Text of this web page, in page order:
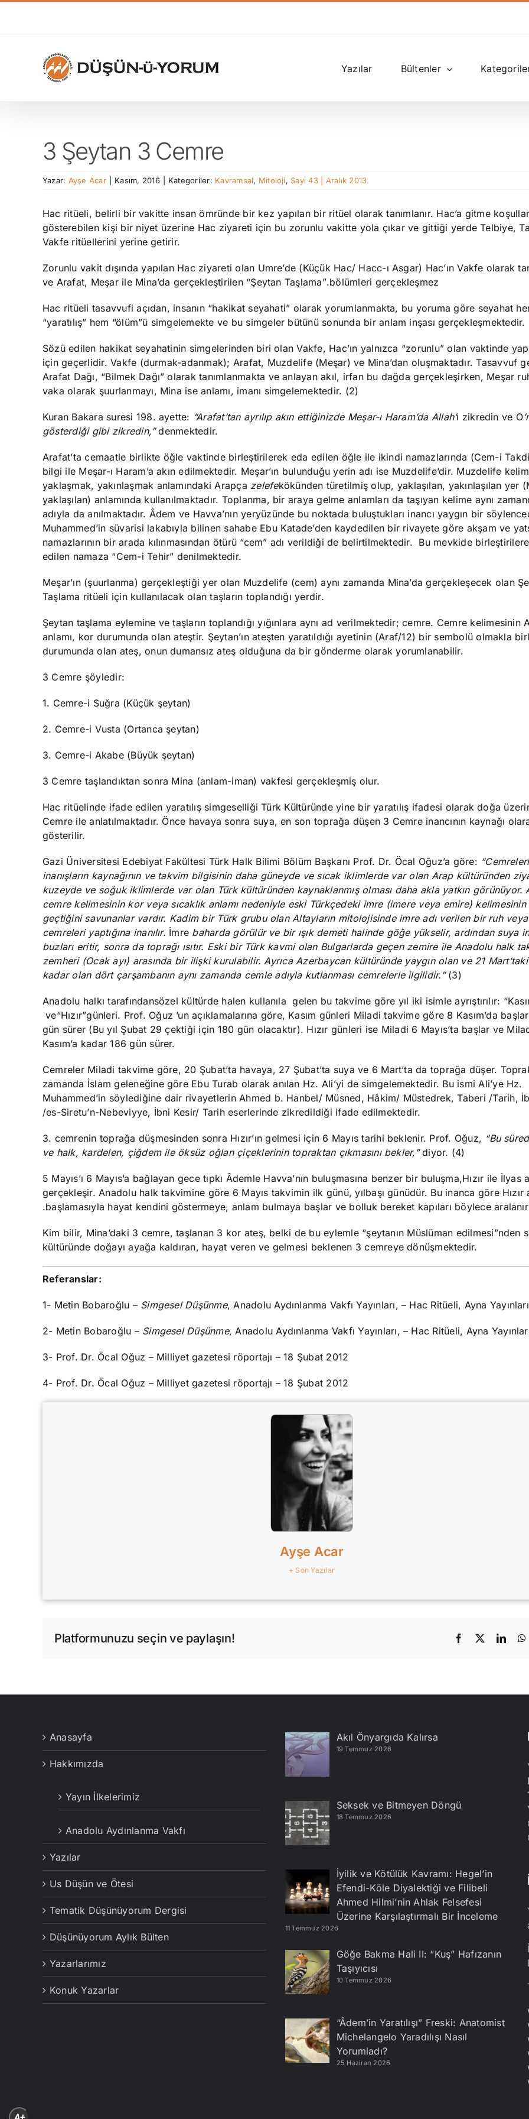
Yazılar Bültenler
3 Şeytan 3 Cemre
Yazar: Ayşe Acar Kasım, 2016 Kategoriler: Kavramsal, Mitoloji, Sayı 43 | Aralık 2013
Hac ritüeli, belirli bir vakitte insan ömründe bir kez yapılan bir ritüel olarak tanımlanır. Hac’a gitme
gösterebilen kişi bir niyet üzerine Hac ziyareti için bu zorunlu vakitte yola çıkar ve gittiği yerde Telbiye,
Vakfe ritüellerini yerine getirir.
Zorunlu vakit dışında yapılan Hac ziyareti olan Umre’de (Küçük Hac/ Hacc-ı Asgar) Hac’ın Vakfe olarak
ve Arafat, Meşar ile Mina’da gerçekleştirilen “Şeytan Taşlama”
Hac ritüeli tasavvufi açıdan, insanın “hakikat seyahati” olarak yorumlanmakta, bu yoruma göre seyahat
“yaratılış” hem “ölüm”ü simgelemekte ve bu simgeler bütünü sonunda bir anlam inşası gerçekleşmektedir.
Sözü edilen hakikat seyahatinin simgelerinden biri olan Vakfe, Hac’ın yalnızca “zorunlu” olan vaktinde
için geçerlidir. Vakfe (durmak-adanmak); Arafat, Muzdelife (Meşar) ve Mina’dan oluşmaktadır. Tasavvuf
Arafat Dağı, “Bilmek Dağı” olarak tanımlanmakta ve anlayan akıl, irfan bu dağda gerçekleşirken, Meşar
vaka olarak şuurlanmayı, Mina ise anlamı, imanı simgelemektedir. (2)
Kuran Bakara suresi 198. ayette: “Arafat’tan ayrılıp akın ettiğinizde Meşar-ı Haram’da Allah’ı zikredin ve O
gösterdiği gibi zikredin,”denmektedir.
Arafat’ta cemaatle birlikte öğle vaktinde birleştirilerek eda edilen öğle ile ikindi namazlarında (Cem-i
bilgi ile Meşar-ı Haram’a akın edilmektedir. Meşar’ın bulunduğu yerin adı ise Muzdelife’dir. Muzdelife
yaklaşmak, yakınlaşmak anlamındaki Arapça zelefe
yaklaşılan) anlamında kullanılmaktadır. Toplanma, bir araya gelme anlamları da taşıyan kelime aynı
adıyla da anılmaktadır. Âdem ve Havva’nın yeryüzünde bu noktada buluştukları inancı yaygın bir
Muhammed’in süvarisi lakabıyla bilinen sahabe Ebu Katade’den kaydedilen bir rivayete göre akşam ve
namazlarının bir arada kılınmasından ötürü “cem” adı verildiği de belirtilmektedir. Bu mevkide
edilen namaza “Cem-i Tehir” denilmektedir.
Meşar’ın(şuurlanma) gerçekleştiği yer olan Muzdelife (cem) aynı zamanda Mina’da gerçekleşecek olan
Taşlama ritüeli için kullanılacak olan taşların toplandığı yerdir.
Şeytan taşlama eylemine ve taşların toplandığı yığınlara aynı ad verilmektedir; cemre. Cemre kelimesinin
anlamı, kor durumunda olan ateştir. Şeytan’ın ateşten yaratıldığı ayetinin (Araf/12) bir sembolü olmakla
durumunda olan ateş, onun dumansız ateş olduğuna da bir gönderme olarak yorumlanabilir.
3 Cemre şöyledir:
1. Cemre-i Suğra (Küçük şeytan)
2. Cemre-i Vusta (Ortanca şeytan)
3. Cemre-i Akabe (Büyük şeytan)
3 Cemre taşlandıktan sonra Mina (anlam-iman) vakfesi gerçekleşmiş olur.
Hac ritüelinde ifade edilen yaratılış simgeselliği Türk Kültüründe yine bir yaratılış ifadesi olarak doğa
Cemre ile anlatılmaktadır. Önce havaya sonra suya, en son toprağa düşen 3 Cemre inancının kaynağı
gösterilir.
Gazi Üniversitesi Edebiyat Fakültesi Türk Halk Bilimi Bölüm Başkanı Prof. Dr. Öcal Oğuz’a göre:
inanışların kaynağının ve takvim bilgisinin daha güneyde ve sıcak iklimlerde var olan Arap kültüründen
kuzeyde ve soğuk iklimlerde var olan Türk kültüründen kaynaklanmış olması daha akla yatkın görünüyor.
cemre kelimesinin kor veya sıcaklık anlamı nedeniyle eski Türkçedeki imre (imere veya emire)
geçtiğini savunanlar vardır. Kadim bir Türk grubu olan Altayların mitolojisinde imre adı verilen bir ruh
cemreleri yaptığına inanılır. İmre baharda görülür ve bir ışık demeti halinde göğe yükselir, ardından suya
buzları eritir, sonra da toprağı ısıtır. Eski bir Türk kavmi olan Bulgarlarda geçen zemire ile Anadolu halk
zemheri (Ocak ayı) arasında bir ilişki kurulabilir. Ayrıca Azerbaycan kültüründe yaygın olan ve 21 Mart’taki
kadar olan dört çarşambanın aynı zamanda cemle adıyla kutlanması cemrelerle ilgilidir.”(3)
Anadolu halkı tarafından
gelen bu takvime göre yıl iki isimle ayrıştırılır:
ve“Hızır”
’un açıklamalarına göre, Kasım günleri Miladi takvime göre 8 Kasım’da
gün sürer (Bu yıl Şubat 29 çektiği için 180 gün olacaktır). Hızır günleri ise Miladi 6 Mayıs’ta başlar ve
Kasım’a kadar 186 gün sürer.
Cemreler Miladi takvime göre, 20 Şubat’ta havaya, 27 Şubat’ta suya ve 6 Mart’ta da toprağa düşer.
zamanda İslam geleneğine göre Ebu Turab olarak anılan Hz. Ali’yi de simgelemektedir. Bu ismi Ali’ye Hz.
Muhammed’in söylediğine dair rivayetlerin Ahmed b. Hanbel/ Müsned, Hâkim/ Müstedrek, Taberi /Tarih,
/es-Siretu’n-Nebeviyye, İbni Kesir/ Tarih eserlerinde zikredildiği ifade edilmektedir.
3. cemrenin toprağa düşmesinden sonra Hızır’ın gelmesi için 6 Mayıs tarihi beklenir. Prof. Oğuz, “Bu
ve halk, kardelen, çiğdem ile öksüz oğlan çiçeklerinin topraktan çıkmasını bekler,”diyor. (4)
5 Mayıs’ı 6 Mayıs’a bağlayan gece tıpkı Âdemle Havva’nın buluşmasına benzer bir buluşma,Hızır ile İlyas
gerçekleşir. Anadolu halk takvimine göre 6 Mayıs takvimin ilk günü, yılbaşı günüdür. Bu inanca göre Hızır
başlamasıyla hayat kendini göstermeye, anlam bulmaya başlar ve bolluk bereket kapıları böylece aralanır.
Kim bilir, Mina’daki 3 cemre, taşlanan 3 kor ateş, belki de bu eylemle “şeytanın Müslüman edilmesi”nden
kültüründe doğayı ayağa kaldıran, hayat veren ve gelmesi beklenen 3 cemreye dönüşmektedir.
Referanslar:
1- Metin Bobaroğlu – Simgesel Düşünme, Anadolu Aydınlanma Vakfı Yayınları, – Hac Ritüeli, Ayna Yayınları
2- Metin Bobaroğlu – Simgesel Düşünme, Anadolu Aydınlanma Vakfı Yayınları, – Hac Ritüeli, Ayna
3- Prof. Dr. Öcal Oğuz – Milliyet gazetesi röportajı – 18 Şubat 2012
4- Prof. Dr. Öcal Oğuz – Milliyet gazetesi röportajı – 18 Şubat 2012
Ayşe Acar
+ Son Yazılar
Platformunuzu seçin ve paylaşın! Facebook
Anasayfa
Hakkımızda
Yayın İlkelerimiz
Anadolu Aydınlanma Vakfı
Yazılar
Us Düşün ve Ötesi
Tematik Düşünüyorum Dergisi
Düşünüyorum Aylık Bülten
Yazarlarımız
Konuk Yazarlar
Akıl Önyargıda Kalırsa
19 Temmuz 2026
Seksek ve Bitmeyen Döngü
18 Temmuz 2026
İyilik ve Kötülük Kavramı: Hegel’in
Efendi-Köle Diyalektiği ve Filibeli
Ahmed Hilmi’nin Ahlak Felsefesi
Üzerine Karşılaştırmalı Bir İnceleme
11 Temmuz 2026
Göğe Bakma Hali II: “Kuş” Hafızanın
Taşıyıcısı
10 Temmuz 2026
“Âdem’in Yaratılışı” Freski: Anatomist
Michelangelo Yaradılışı Nasıl
Yorumladı?
25 Haziran 2026